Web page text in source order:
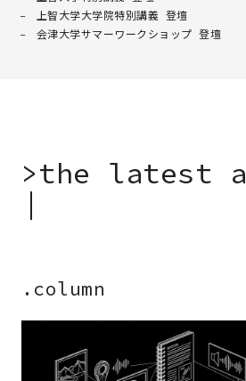
上智大学大学院特別講義 登壇
会津大学サマーワークショップ 登壇
>the latest a
.column